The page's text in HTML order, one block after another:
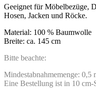
Geeignet für Möbelbezüge,
Hosen, Jacken und Röcke.
Material: 100 % Baumwolle
Breite: ca. 145 cm
Bitte beachte:
Mindestabnahmemenge: 0,5
Eine Bestellung ist in 10 cm-